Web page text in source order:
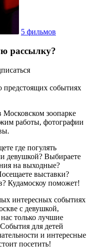
5 фильмов
рассылку?
предстоящих событиях
Московском зоопарке
работы, фотографии
где погулять
девушкой? Выбираете
на выходные?
выставки?
Кудамоскоу поможет!
интересных событиях
с девушкой,
только лучшие
для детей
и интересные
посетить!